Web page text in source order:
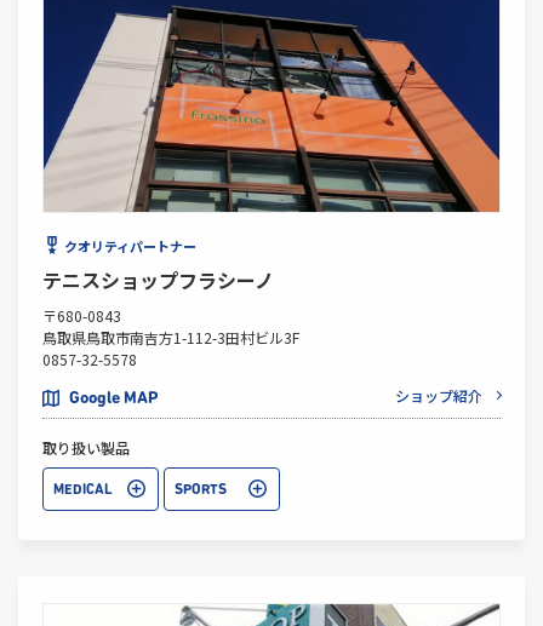
クオリティパートナー
テニスショップフラシーノ
〒680-0843
鳥取県鳥取市南吉方1-112-3田村ビル3F
0857-32-5578
Google MAP ショップ紹介
取り扱い製品
MEDICAL SPORTS